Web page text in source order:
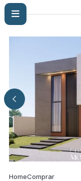

HomeComprar